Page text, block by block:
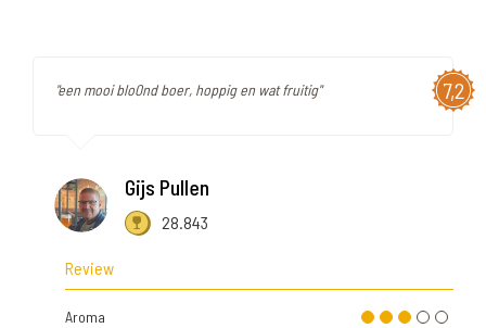
7,2
"een mooi blo0nd boer, hoppig en wat fruitig"
Gijs Pullen
28.843
Review
Aroma